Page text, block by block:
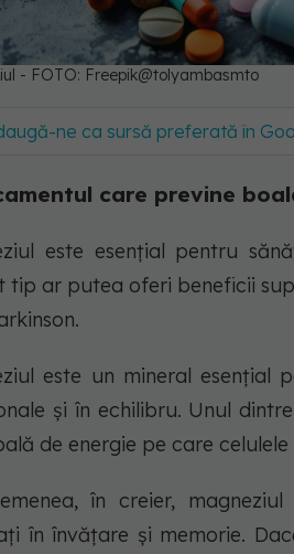
- FOTO: Freepik@tolyambasmto
ne ca sursă preferată în
care previne
este esențial pentru
tip ar putea oferi beneficii
este un mineral esențial
și în echilibru. Unul
de energie pe care
în creier,
în învățare și memorie.